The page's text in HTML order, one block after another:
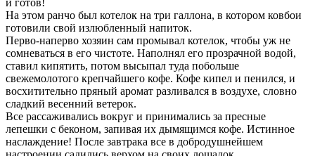
и готов!
На этом ранчо был котелок на три галлона, в котором ковбои
готовили свой излюбленный напиток.
Перво-наперво хозяин сам промывал котелок, чтобы уж не
сомневаться в его чистоте. Наполнял его прозрачной водой,
ставил кипятить, потом высыпал туда побольше
свежемолотого крепчайшего кофе. Кофе кипел и пенился, и
восхитительно пряный аромат разливался в воздухе, словно
сладкий весенний ветерок.
Все рассаживались вокруг и принимались за пресные
лепешки с беконом, запивая их дымящимся кофе. Истинное
наслаждение! После завтрака все в добродушнейшем